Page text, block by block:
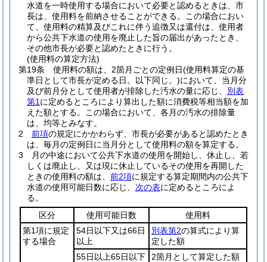
水道を一時使用する場合において必要と認めるときは、市
長は、使用料を前納させることができる。
この場合におい
て、使用料の精算及びこれに伴う追徴又は還付は、使用者
から公共下水道の使用を廃止した旨の届出があったとき、
その他市長が必要と認めたときに行う。
(使用料の算定方法)
第19条
使用料の額は、2箇月ごとの定例日(使用料算定の基
準日として市長が定める日。以下同じ。)において、当月分
及び前月分として使用者が排除した汚水の量に応じ、 別表
第1 に定めるところにより算出した額に消費税等相当額を加
えた額とする。
この場合において、各月の汚水の排除量
は、均等とみなす。
2
前項の規定にかかわらず、市長が必要があると認めたとき
は、毎月の定例日に当月分として使用料の額を算定する。
3
月の中途において公共下水道の使用を開始し、休止し、若
しくは廃止し、又は現に休止しているその使用を再開した
ときの使用料の額は、 前2項に規定する算定期間内の公共下
水道の使用可能日数に応じ、 次の表に定めるところによ
る。
区分
使用可能日数
使用料
第1項に規定
する場合
54日以下又は66日
以上
別表第2の算式により算
定した額
55日以上65日以下
2箇月として算定した額